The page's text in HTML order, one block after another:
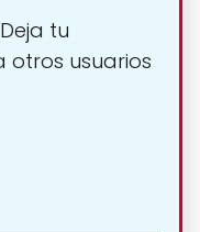
tu
usuarios